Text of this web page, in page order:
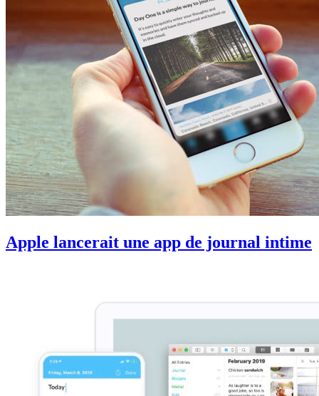
Apple lancerait une app de journal intime